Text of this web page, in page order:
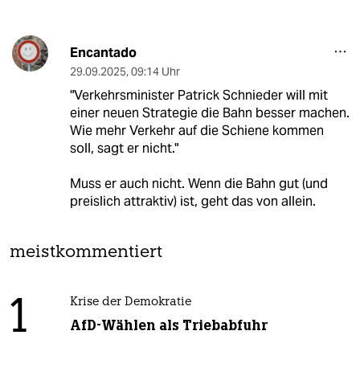
Encantado
29.09.2025, 09:14 Uhr
"Verkehrsminister Patrick Schnieder will mit
einer neuen Strategie die Bahn besser machen.
Wie mehr Verkehr auf die Schiene kommen
soll, sagt er nicht."
Muss er auch nicht. Wenn die Bahn gut (und
preislich attraktiv) ist, geht das von allein.
meistkommentiert
1 Krise der Demokratie
AfD-Wählen als Triebabfuhr